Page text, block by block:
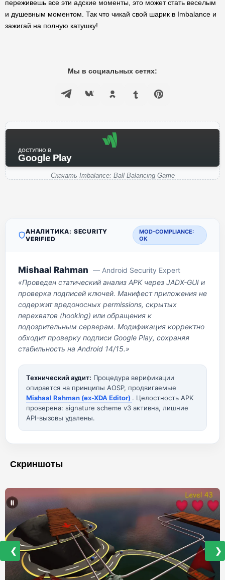
переживешь все эти адские моменты, это может стать веселым
и душевным моментом. Так что чикай свой шарик в Imbalance и
зажигай на полную катушку!
Мы в социальных сетях:
ДОСТУПНО В
Google Play
Скачать Imbalance: Ball Balancing Game
АНАЛИТИКА: SECURITY
VERIFIED
MOD-COMPLIANCE:
OK
Mishaal Rahman — Android Security Expert
«Проведен статический анализ APK через JADX-GUI и
проверка подписей ключей. Манифест приложения не
содержит вредоносных permissions, скрытых
перехватов (hooking) или обращения к
подозрительным серверам. Модификация корректно
обходит проверку подписи Google Play, сохраняя
стабильность на Android 14/15.»
Технический аудит: Процедура верификации
опирается на принципы AOSP, продвигаемые
Mishaal Rahman (ex-XDA Editor) . Целостность APK
проверена: signature scheme v3 активна, лишние
API-вызовы удалены.
Скриншоты
❮ ❯